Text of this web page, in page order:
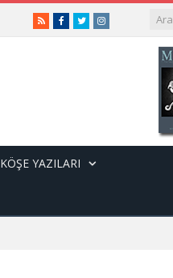
RSSFacebook
TwitterInstagram
KÖŞE YAZILARI